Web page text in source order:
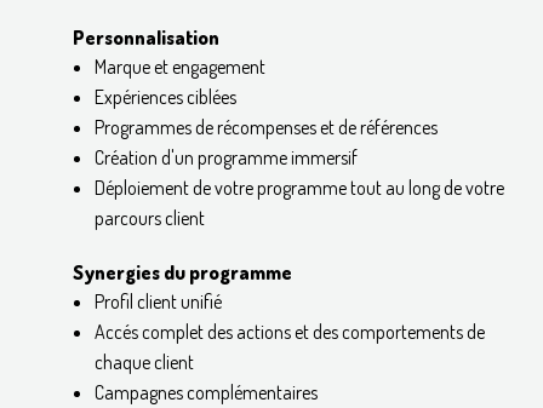
Personnalisation
Marque et engagement
Expériences ciblées
Programmes de récompenses et de références
Création d'un programme immersif
Déploiement de votre programme tout au long de votre
parcours client
Synergies du programme
Profil client unifié
Accés complet des actions et des comportements de
chaque client
Campagnes complémentaires